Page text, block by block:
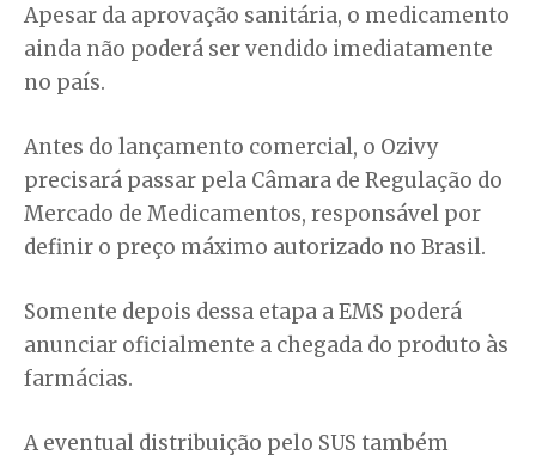
Apesar da aprovação sanitária, o medicamento
ainda não poderá ser vendido imediatamente
no país.
Antes do lançamento comercial, o Ozivy
precisará passar pela Câmara de Regulação do
Mercado de Medicamentos, responsável por
definir o preço máximo autorizado no Brasil.
Somente depois dessa etapa a EMS poderá
anunciar oficialmente a chegada do produto às
farmácias.
A eventual distribuição pelo SUS também